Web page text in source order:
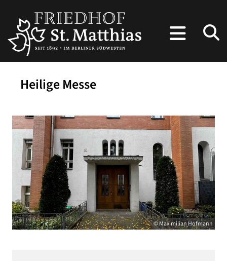
Heilige Messe
© Maximilian Hofmann